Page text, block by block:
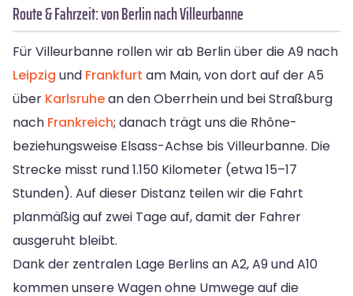
Route & Fahrzeit: von Berlin nach Villeurbanne
Für Villeurbanne rollen wir ab Berlin über die A9 nach
Leipzig und Frankfurt am Main, von dort auf der A5
über Karlsruhean den Oberrhein und bei Straßburg
nach Frankreich; danach trägt uns die Rhône-
beziehungsweise Elsass-Achse bis Villeurbanne. Die
Strecke misst rund 1.150 Kilometer (etwa 15–17
Stunden). Auf dieser Distanz teilen wir die Fahrt
planmäßig auf zwei Tage auf, damit der Fahrer
ausgeruht bleibt.
Dank der zentralen Lage Berlins an A2, A9 und A10
kommen unsere Wagen ohne Umwege auf die